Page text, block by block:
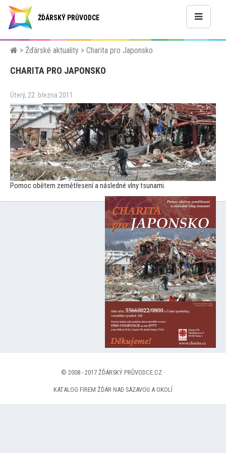
ŽĎÁRSKÝ PRŮVODCE
> Žďárské aktuality > Charita pro Japonsko
CHARITA PRO JAPONSKO
Úterý, 22. března 2011
Pomoc obětem zemětřesení a následné vlny tsunami.
© 2008 - 2017 ŽĎÁRSKÝ PRŮVODCE.CZ ·
KATALOG FIREM ŽĎÁR NAD SÁZAVOU A OKOLÍ